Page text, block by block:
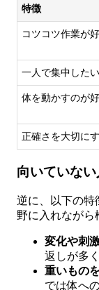
特徴
コツコツ作業が
一人で集中したい
体を動かすのが
正確さを大切に
向いていな
逆に、以下の特
野に入れながら
変化や刺
返しが多
重いもの
では体へ